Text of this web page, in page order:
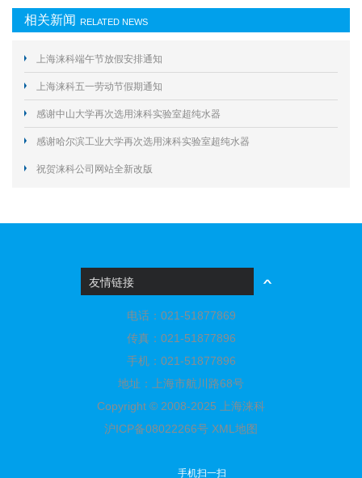
相关新闻 RELATED NEWS
上海涞科端午节放假安排通知
上海涞科五一劳动节假期通知
感谢中山大学再次选用涞科实验室超纯水器
感谢哈尔滨工业大学再次选用涞科实验室超纯水器
祝贺涞科公司网站全新改版
友情链接
电话：021-51877869
传真：021-51877896
手机：021-51877896
地址：上海市航川路68号
Copyright © 2008-2025 上海涞科
沪ICP备08022266号 XML地图
手机扫一扫